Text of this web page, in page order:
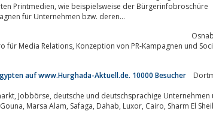
der Bürgerinfobroschüre
für Unternehmen bzw. deren...
von PR-Kampagnen und Social
auf www.Hurghada-Aktuell.de. 10000 Besucher